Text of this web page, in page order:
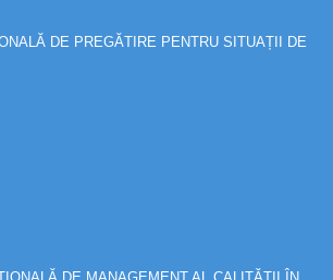
DE PREGĂTIRE PENTRU SITUAȚII DE